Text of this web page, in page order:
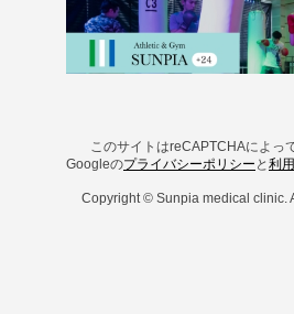
このサイトはreCAPTCHAによっ
Googleのプライバシーポリシー と 利
Copyright © Sunpia medical clinic.